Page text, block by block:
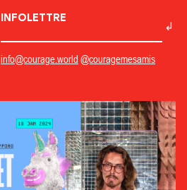
INFOLETTRE
info@courage.world @couragemesamis